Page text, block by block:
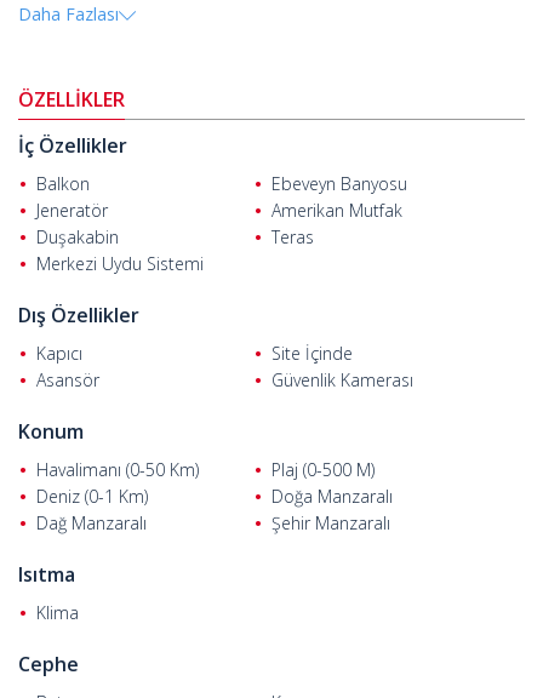
bulunmaktadır. Mahmutlar ayrıca göz alıcı plajları ve temiz
Alanya'da satılık daireler
merkezi ve eczaneye 200 m mesafededir. Ayrıca otobüs durağı
300 m, deniz 400 m, Alanya-Gazipaşa Havalimanı ise 27 km
uzaklıktadır.
Daha Fazlası
ÖZELLİKLER
İç Özellikler
Balkon
Ebeveyn Banyosu
Jeneratör
Amerikan Mutfak
Duşakabin
Teras
Merkezi Uydu Sistemi
Dış Özellikler
Kapıcı
Site İçinde
Asansör
Güvenlik Kamerası
Konum
Havalimanı (0-50 Km)
Plaj (0-500 M)
Deniz (0-1 Km)
Doğa Manzaralı
Dağ Manzaralı
Şehir Manzaralı
Isıtma
Klima
Cephe